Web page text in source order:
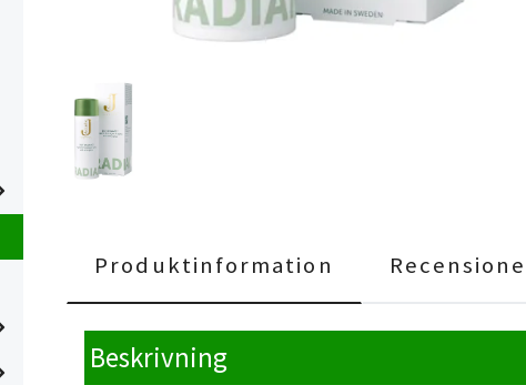
Produktinformation
Beskrivning